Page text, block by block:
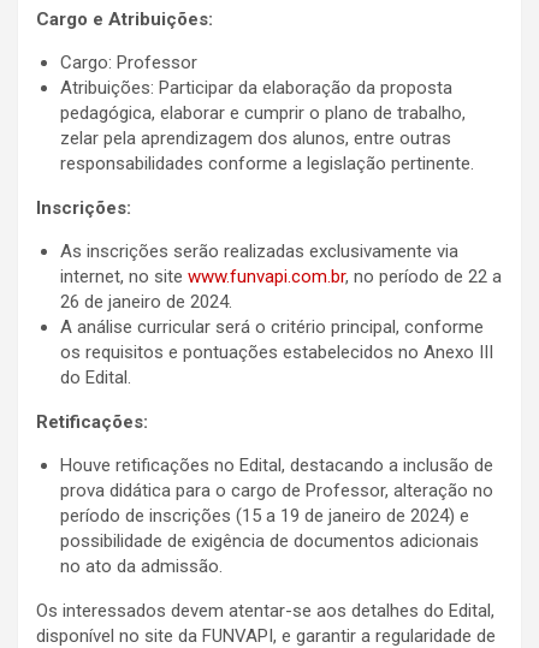
Cargo e Atribuições:
Cargo: Professor
Atribuições: Participar da elaboração da proposta
pedagógica, elaborar e cumprir o plano de trabalho,
zelar pela aprendizagem dos alunos, entre outras
responsabilidades conforme a legislação pertinente.
Inscrições:
As inscrições serão realizadas exclusivamente via
internet, no site www.funvapi.com.br, no período de 22 a
26 de janeiro de 2024.
A análise curricular será o critério principal, conforme
os requisitos e pontuações estabelecidos no Anexo III
do Edital.
Retificações:
Houve retificações no Edital, destacando a inclusão de
prova didática para o cargo de Professor, alteração no
período de inscrições (15 a 19 de janeiro de 2024) e
possibilidade de exigência de documentos adicionais
no ato da admissão.
Os interessados devem atentar-se aos detalhes do Edital,
disponível no site da FUNVAPI, e garantir a regularidade de